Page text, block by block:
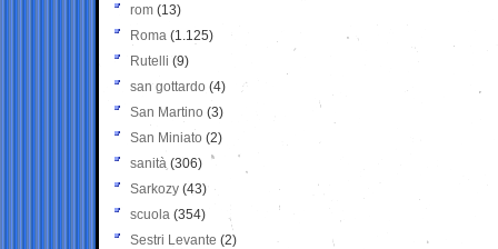
rom (13)
Roma (1.125)
Rutelli (9)
san gottardo (4)
San Martino (3)
San Miniato (2)
sanità (306)
Sarkozy (43)
scuola (354)
Sestri Levante (2)